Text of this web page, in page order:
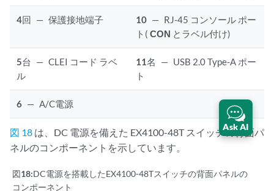
4回 — 保護接地端子 10 — RJ-45 コンソール ポー
ト(CON とラベル付け)
5台 — CLEI コード ラベ
ル
11名 — USB 2.0 Type-A ポー
ト
6 — A/C電源
図 18 は、DC 電源を備えた EX4100-48T スイッチの背面パ
ネルのコンポーネントを示しています。
図18:DC電源を搭載したEX4100-48Tスイッチの背面パネルの
コンポーネント
Ask AI